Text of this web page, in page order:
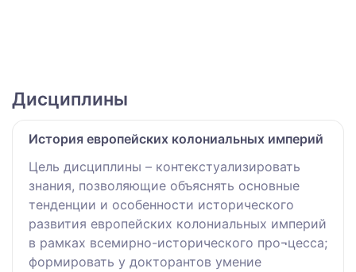
Дисциплины
История европейских колониальных империй
Цель дисциплины – контекстуализировать
знания, позволяющие объяснять основные
тенденции и особенности исторического
развития европейских колониальных империй
в рамках всемирно-исторического про¬цесса;
формировать у докторантов умение